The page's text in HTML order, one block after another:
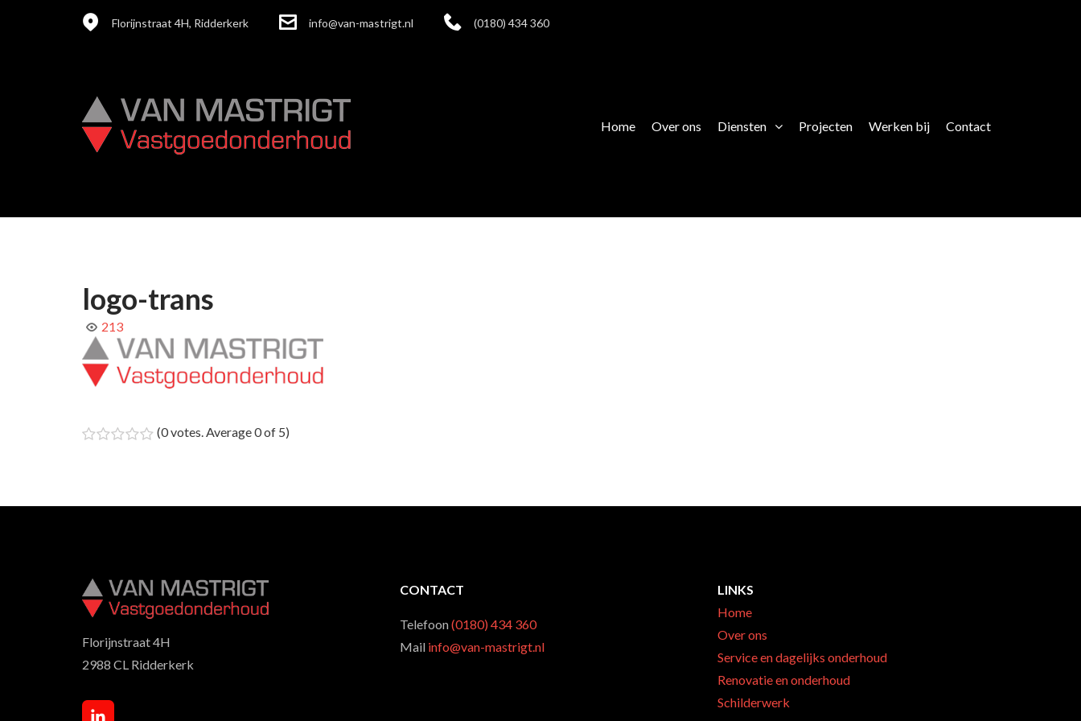
Florijnstraat 4H, Ridderkerk info@van-mastrigt.nl (0180) 434 360
Home Over ons Diensten Projecten Werken bij Contact
logo-trans
213
(0 votes . Average0of 5)
Florijnstraat 4H
2988 CL Ridderkerk
CONTACT
Telefoon(0180) 434 360
Mail info@van-mastrigt.nl
LINKS
Home
Over ons
Service en dagelijks onderhoud
Renovatie en onderhoud
Schilderwerk